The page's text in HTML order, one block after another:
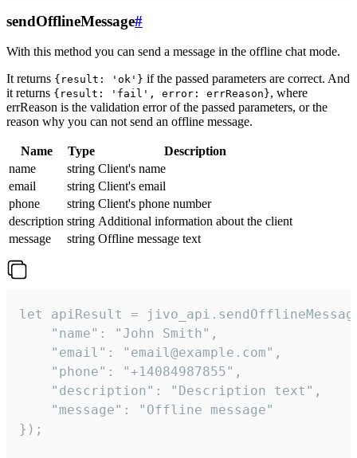
sendOfflineMessage#
With this method you can send a message in the offline chat mode.
It returns {result: 'ok'} if the passed parameters are correct. And
it returns {result: 'fail', error: errReason}, where
errReason is the validation error of the passed parameters, or the
reason why you can not send an offline message.
Name Type
Description
name
string Client's name
email
string Client's email
phone
string Client's phone number
description string Additional information about the client
message
string Offline message text
let apiResult =
    "name": "John Smith",
    "email": "email@example.com",
    "phone": "+14084987855",
    "description": "Description text",
    "message": "Offline message"
});